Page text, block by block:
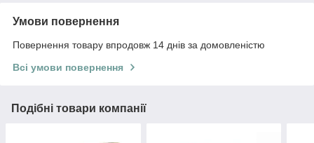
Умови повернення
Повернення товару впродовж 14 днів за домовленістю
Всі умови повернення
Подібні товари компанії